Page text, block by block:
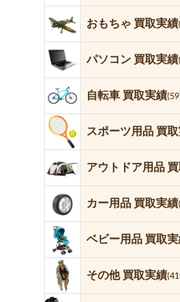
おもちゃ 買取実績
パソコン 買取実績
自転車 買取実績
スポーツ用品 買
アウトドア用品
カー用品 買取実績
ベビー用品 買取
その他 買取実績